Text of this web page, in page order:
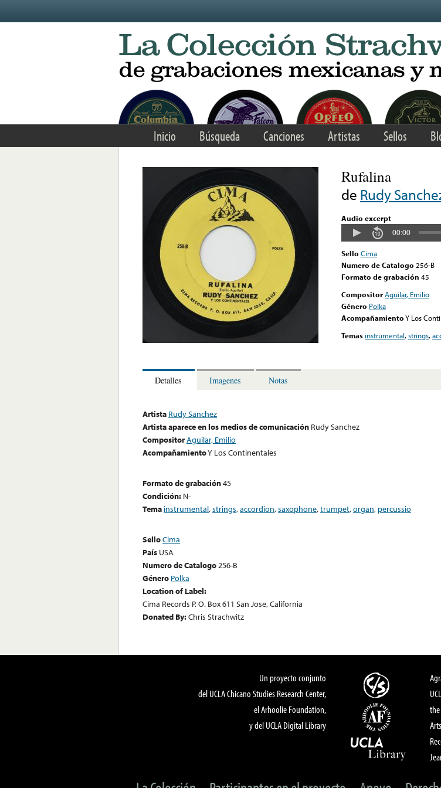
Inicio Búsqueda Canciones Artistas Sellos
Rufalina
de Rudy
Audio excerpt
00:00
Sello Cima
Numero de Catalogo 256-B
Formato de grabación 45
CompositorAguilar, Emilio
Género Polka
AcompañamientoY Los
Temas instrumental,strings,
Detalles Imagenes Notas
Artista Rudy Sanchez
Artista aparece en los medios de comunicación Rudy Sanchez
CompositorAguilar, Emilio
AcompañamientoY Los Continentales
Formato de grabación45
Condición: N-
Tema instrumental,strings,accordion,saxophone,trumpet,organ, percussio
SelloCima
País USA
Numero de Catalogo256-B
Género Polka
Location of Label:
Cima Records P. O. Box 611 San Jose, California
Donated By:Chris Strachwitz
Un proyecto conjunto
del UCLA Chicano Studies Research Center,
el Arhoolie Foundation,
y del UCLA Digital Library